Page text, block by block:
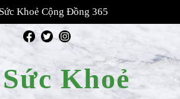
Khoẻ Cộng Đồng 365
Khoẻ